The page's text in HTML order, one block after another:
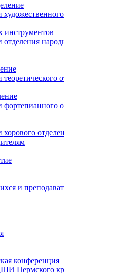
отделения
инструментов
народных
отделения
отделения
отделения
и преподавателей
конференция
Пермского края